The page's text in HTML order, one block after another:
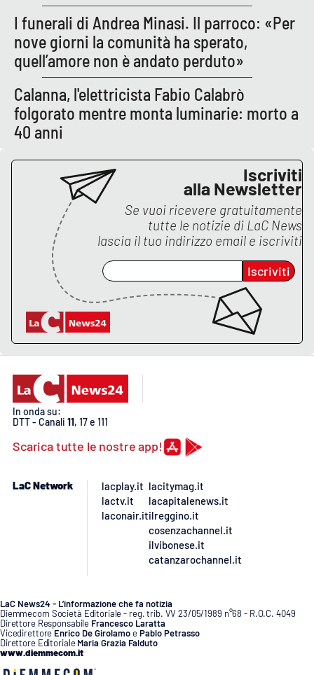
LaC Network
LaC OnAir
EDIZIONI
LOCALI
Catanzaro
Vibo Valentia
Reggio Calabria
Cosenza
Lamezia Terme
Buona Sanità Calabria
LA
CALABRIAVISIONE
Destinazioni
LAC
NETWORK
I funerali di Andrea Minasi. Il parroco: «Per
nove giorni la comunità ha sperato,
quell’amore non è andato perduto»
Calanna, l'elettricista Fabio Calabrò
folgorato mentre monta luminarie: morto a
40 anni
Iscriviti
alla Newsletter
Se vuoi ricevere gratuitamente
tutte le notizie di LaC News
lascia il tuo indirizzo email e iscriviti
Iscriviti
In onda su:
DTT - Canali 11, 17 e 111
Scarica tutte le nostre app!
LaC Network
lacplay.it
lactv.it
laconair.it
lacitymag.it
lacapitalenews.it
ilreggino.it
cosenzachannel.it
ilvibonese.it
catanzarochannel.it
LaC News24 - L’informazione che fa notizia
Diemmecom Società Editoriale - reg. trib. VV 23/05/1989 n°68 - R.O.C. 4049
Direttore Responsabile Francesco Laratta
Vicedirettore Enrico De GirolamoePablo Petrasso
Direttore Editoriale Maria Grazia Falduto
www.diemmecom.it